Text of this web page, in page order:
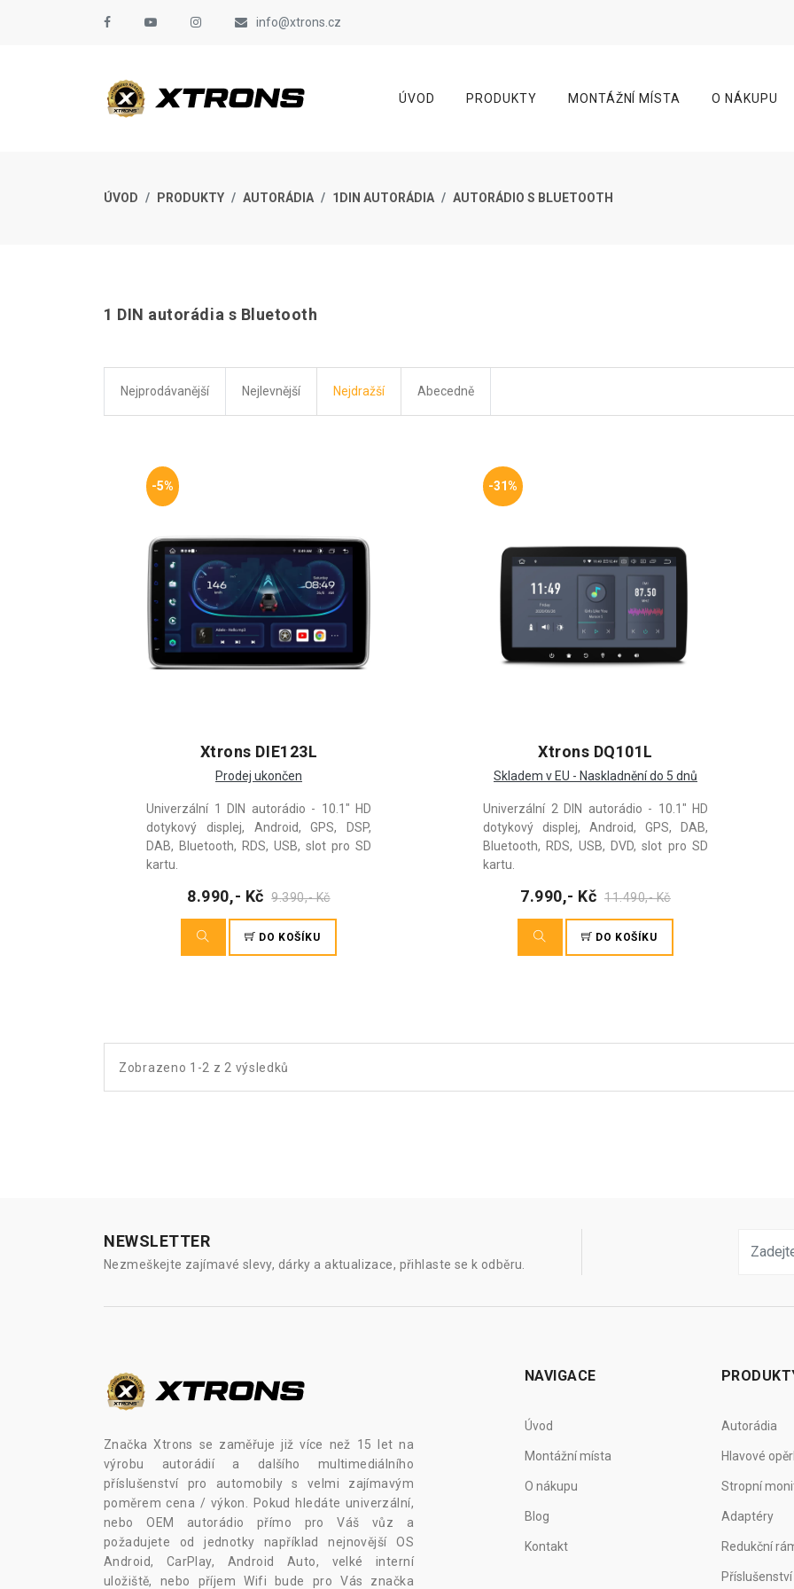
info@xtrons.cz
ÚVOD PRODUKTY MONTÁŽNÍ MÍSTA O NÁKUPU
ÚVOD PRODUKTY AUTORÁDIA 1DIN AUTORÁDIA AUTORÁDIO S BLUETOOTH
1 DIN autorádia s Bluetooth
Nejprodávanější Nejlevnější Nejdražší Abecedně
-5%
Xtrons DIE123L
Prodej ukončen
Univerzální 1 DIN autorádio - 10.1" HD
dotykový displej, Android, GPS, DSP,
DAB, Bluetooth, RDS, USB, slot pro SD
kartu.
8.990,- Kč 9.390,- Kč
DO KOŠÍKU
-31%
Xtrons DQ101L
Skladem v EU - Naskladnění do 5 dnů
Univerzální 2 DIN autorádio - 10.1" HD
dotykový displej, Android, GPS, DAB,
Bluetooth, RDS, USB, DVD, slot pro SD
kartu.
7.990,- Kč 11.490,- Kč
DO KOŠÍKU
Zobrazeno 1-2 z 2 výsledků
NEWSLETTER
Nezmeškejte zajímavé slevy, dárky a aktualizace, přihlaste se k odběru.
Značka Xtrons se zaměřuje již více než 15 let na
výrobu autorádií a dalšího multimediálního
příslušenství pro automobily s velmi zajímavým
poměrem cena / výkon. Pokud hledáte univerzální,
nebo OEM autorádio přímo pro Váš vůz a
požadujete od jednotky například nejnovější OS
Android, CarPlay, Android Auto, velké interní
uložiště, nebo příjem Wifi bude pro Vás značka
NAVIGACE
Úvod
Montážní místa
O nákupu
Blog
Kontakt
Autorádia
Hlavové
Stropní
Adaptéry
Redukční
Příslušenství